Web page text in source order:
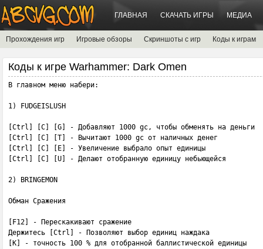
ГЛАВНАЯ СКАЧАТЬ ИГРЫ МЕДИА
Прохождения игр Игровые обзоры Скриншоты с игр Коды к играм
Коды к игре Warhammer: Dark Omen
В главном меню набери:
1) FUDGEISLUSH
[Ctrl] [C] [G] - Добавляют 1000 gc, чтобы обменять на деньги
[Ctrl] [C] [T] - Вычитают 1000 gc от наличных денег
[Ctrl] [C] [E] - Увеличение выбрало опыт единицы
[Ctrl] [C] [U] - Делают отобранную единицу небьющейся
2) BRINGEMON
Обман Сражения
[F12] - Перескакивают сражение
Держитесь [Ctrl] - Позволяют выбор единиц наждака
[K] - точность 100 % для отобранной баллистической единицы